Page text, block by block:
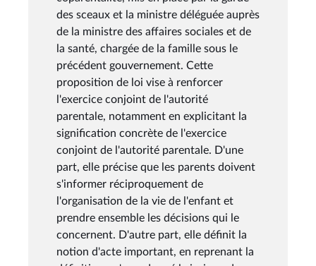
des sceaux et la ministre déléguée auprès
de la ministre des affaires sociales et de
la santé, chargée de la famille sous le
précédent gouvernement. Cette
proposition de loi vise à renforcer
l'exercice conjoint de l'autorité
parentale, notamment en explicitant la
signification concrète de l'exercice
conjoint de l'autorité parentale. D'une
part, elle précise que les parents doivent
s'informer réciproquement de
l'organisation de la vie de l'enfant et
prendre ensemble les décisions qui le
concernent. D'autre part, elle définit la
notion d'acte important, en reprenant la